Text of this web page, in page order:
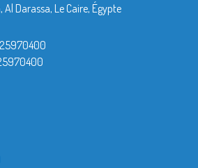
Darassa, Le Caire, Égypte